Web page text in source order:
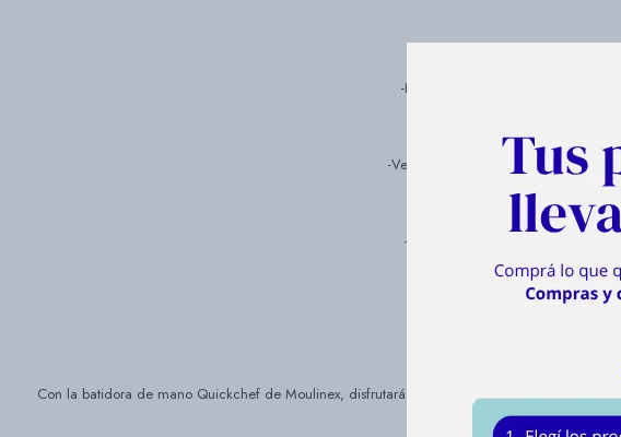
Batidora de mano
-Exclusiva tecnología Powelix:
-Velocidad variable con
-Protección
-Mango suave y antideslizante
-
Con la batidora de mano Quickchef de Moulinex, disfrutarás de un alto rendimiento
cremosas